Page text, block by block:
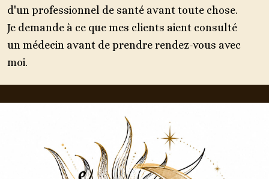
d'un professionnel de santé avant toute chose.
Je demande à ce que mes clients aient consulté
un médecin avant de prendre rendez-vous avec
moi.